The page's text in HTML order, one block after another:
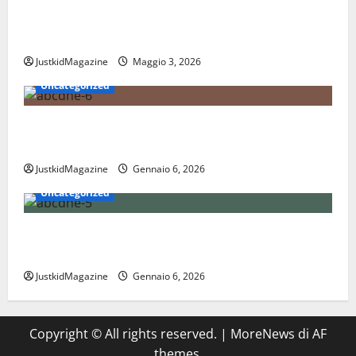
JustkidMagazine
Maggio 3, 2026
Uncategorized
JustkidMagazine
Gennaio 6, 2026
Uncategorized
JustkidMagazine Gennaio 6, 2026
Copyright © All rights reserved. | MoreNews di AF